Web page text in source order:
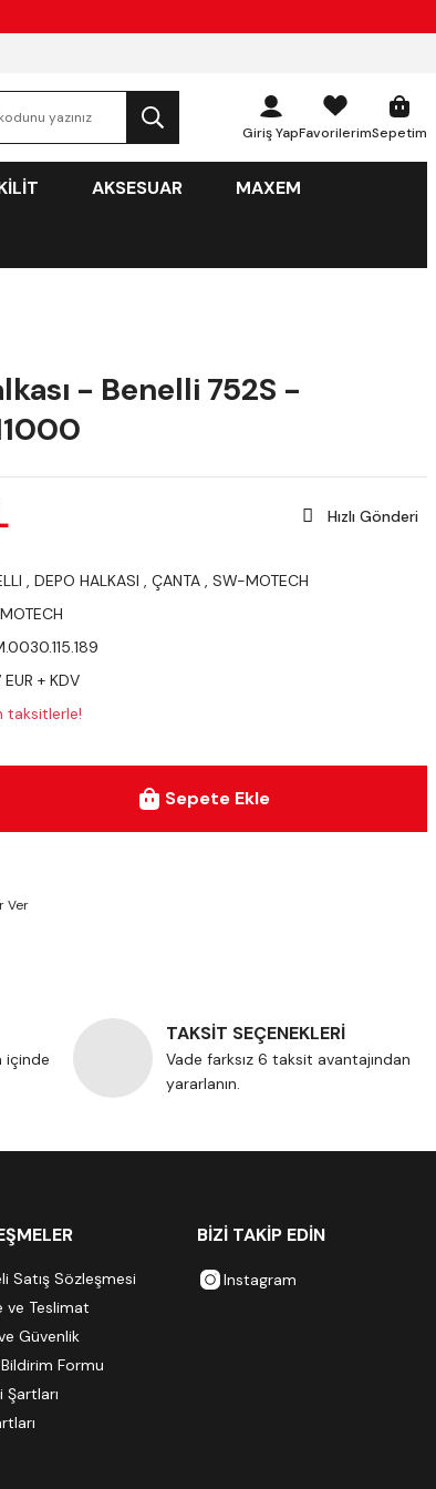
Giriş YapFavorilerimSepetim
AKSESUAR MAXEM
- Benelli 752S -
Hızlı Gönderi
, DEPO HALKASI , ÇANTA , SW-MOTECH
EUR + KDV
taksitlerle!
Sepete Ekle
Ver
içinde
TAKSİT SEÇENEKLERİ
Vade farksız 6 taksit avantajından
yararlanın.
Satış Sözleşmesi
ve Teslimat
Güvenlik
Formu
BİZİ TAKİP EDİN
Instagram